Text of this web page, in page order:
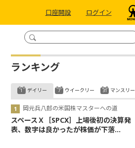
口座開設 ログイン
ランキング
デイリー
岡元兵八郎の米国株マスターへの道
スペースＸ［SPCX］上場後初の決算発
表、数字は良かったが株価が下落...
ウイークリー マンスリー